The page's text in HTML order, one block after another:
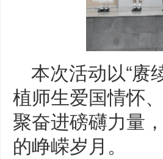
本次活动以“赓
植师生爱国情怀
聚奋进磅礴力量
的峥嵘岁月。